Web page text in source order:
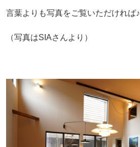
言葉よりも写真をご覧いただければ♪
（写真はSIAさんより）